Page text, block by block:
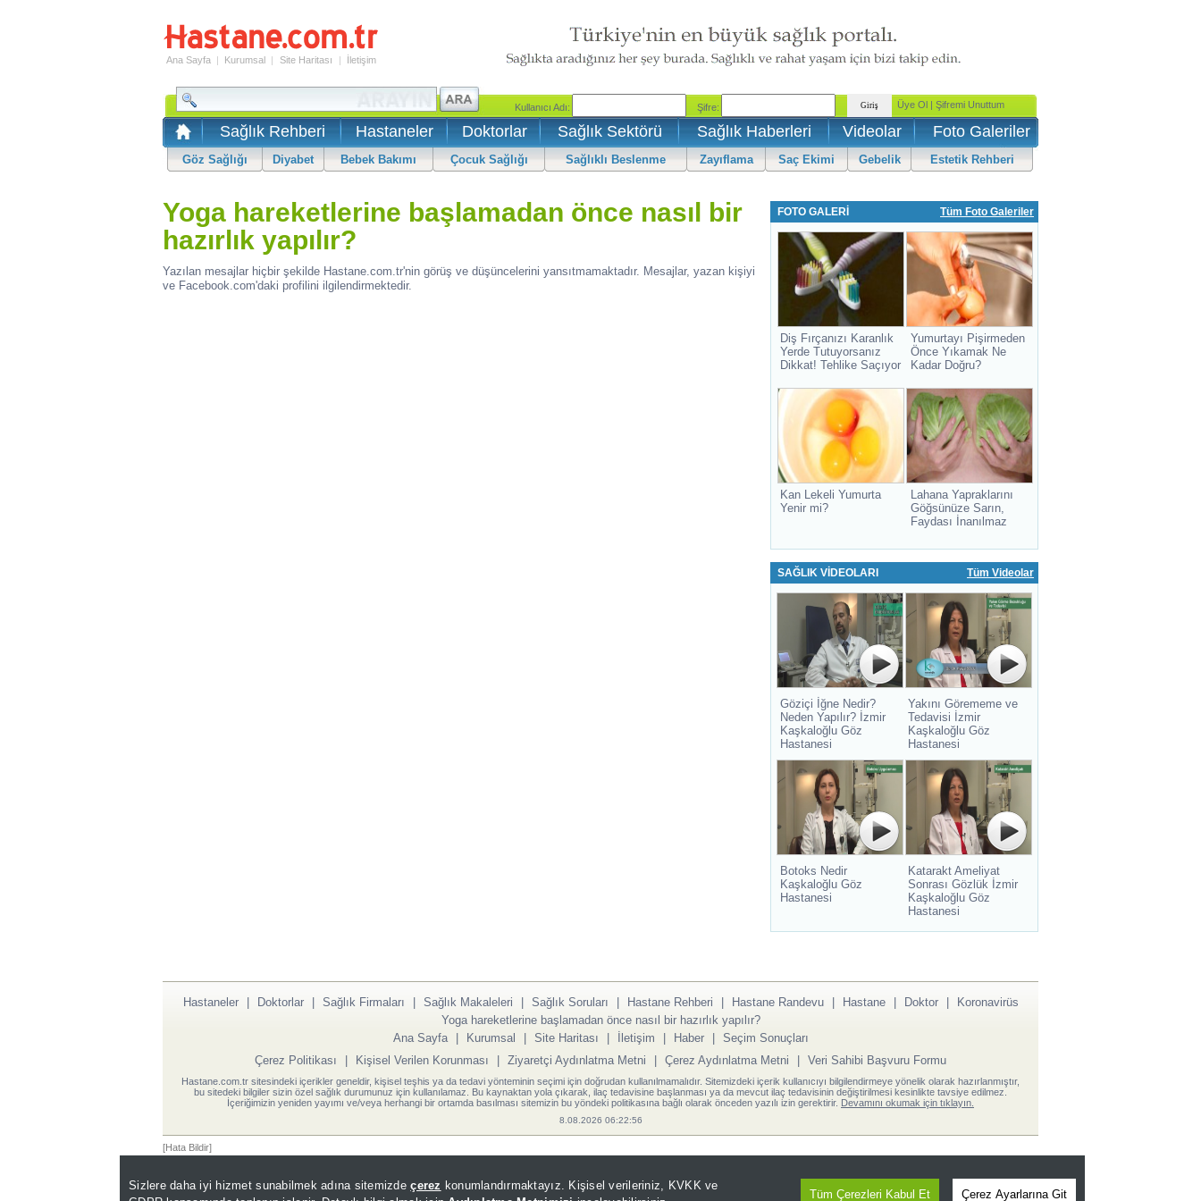
Sizlere daha iyi hizmet sunabilmek adına sitemizdeçerez konumlandırmaktayız. Kişisel verileriniz, KVKK ve
Tüm Çerezleri Kabul Et Çerez Ayarlarına Git
Ana Sayfa | Kurumsal | Site Haritası | İletişim
Sağlık Rehberi Hastaneler Doktorlar Sağlık Sektörü Sağlık Haberleri Videolar Foto Galeriler
Göz Sağlığı Diyabet Bebek Bakımı Çocuk Sağlığı Sağlıklı Beslenme Zayıflama Saç Ekimi Gebelik Estetik Rehberi
Yoga hareketlerine başlamadan önce nasıl bir
hazırlık yapılır?
Yazılan mesajlar hiçbir şekilde Hastane.com.tr'nin görüş ve düşüncelerini yansıtmamaktadır. Mesajlar, yazan kişiyi
ve Facebook.com'daki profilini ilgilendirmektedir.
FOTO GALERİ Tüm Foto Galeriler
Diş Fırçanızı Karanlık
Yerde Tutuyorsanız
Dikkat! Tehlike Saçıyor
Yumurtayı Pişirmeden
Önce Yıkamak Ne
Kadar Doğru?
Kan Lekeli Yumurta
Yenir mi?
Lahana Yapraklarını
Göğsünüze Sarın,
Faydası İnanılmaz
SAĞLIK VİDEOLARI Tüm Videolar
Göziçi İğne Nedir?
Neden Yapılır? İzmir
Kaşkaloğlu Göz
Hastanesi
Yakını Görememe ve
Tedavisi İzmir
Kaşkaloğlu Göz
Hastanesi
Botoks Nedir
Kaşkaloğlu Göz
Hastanesi
Katarakt Ameliyat
Sonrası Gözlük İzmir
Kaşkaloğlu Göz
Hastanesi
Hastaneler | Doktorlar | Sağlık Firmaları | Sağlık Makaleleri | Sağlık Soruları | Hastane Rehberi | Hastane Randevu | Hastane | Doktor |
Koronavirüs
Yoga hareketlerine başlamadan önce nasıl bir hazırlık yapılır?
Ana Sayfa
| Kurumsal | Site Haritası | İletişim | Haber | Seçim Sonuçları
Çerez Politikası
| Kişisel Verilen Korunması | Ziyaretçi Aydınlatma Metni | Çerez Aydınlatma Metni | Veri Sahibi Başvuru Formu
Hastane.com.tr sitesindeki içerikler geneldir, kişisel teşhis ya da tedavi yönteminin seçimi için doğrudan kullanılmamalıdır. Sitemizdeki içerik kullanıcıyı bilgilendirmeye yönelik olarak hazırlanmıştır,
bu sitedeki bilgiler sizin özel sağlık durumunuz için kullanılamaz. Bu kaynaktan yola çıkarak, ilaç tedavisine başlanması ya da mevcut ilaç tedavisinin değiştirilmesi kesinlikte tavsiye edilmez.
İçeriğimizin yeniden yayımı ve/veya herhangi bir ortamda basılması sitemizin bu yöndeki politikasına bağlı olarak önceden yazılı izin gerektirir. Devamını okumak için tıklayın.
8.08.2026 06:22:56
[Hata Bildir]